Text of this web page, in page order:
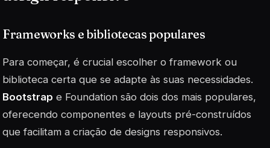
Frameworks e bibliotecas populares
Para começar, é crucial escolher o framework ou
biblioteca certa que se adapte às suas necessidades.
Bootstrap e Foundation são dois dos mais populares,
oferecendo componentes e layouts pré-construídos
que facilitam a criação de designs responsivos.